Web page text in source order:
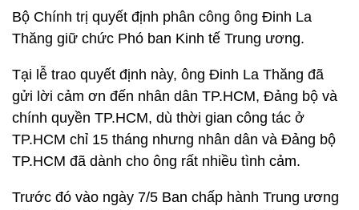
Bộ Chính trị quyết định phân công ông Đinh La
Thăng giữ chức Phó ban Kinh tế Trung ương.
Tại lễ trao quyết định này, ông Đinh La Thăng đã
gửi lời cảm ơn đến nhân dân TP.HCM, Đảng bộ và
chính quyền TP.HCM, dù thời gian công tác ở
TP.HCM chỉ 15 tháng nhưng nhân dân và Đảng bộ
TP.HCM đã dành cho ông rất nhiều tình cảm.
Trước đó vào ngày 7/5 Ban chấp hành Trung ương